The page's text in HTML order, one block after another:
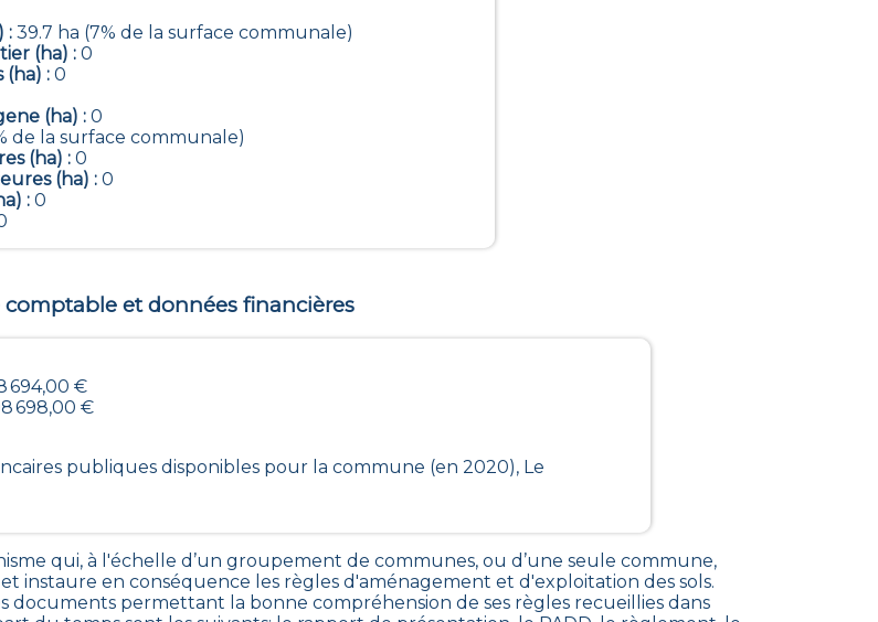
: 39.7 ha (7% de la surface communale)
(ha) : 0
: 0
(ha) : 0
de la surface communale)
(ha) : 0
(ha) : 0
: 0
comptable et données financières
694,00 €
698,00 €
publiques disponibles pour la commune (en 2020), Le
qui, à l'échelle d’un groupement de communes, ou d’une seule commune,
en conséquence les règles d'aménagement et d'exploitation des sols.
documents permettant la bonne compréhension de ses règles recueillies dans